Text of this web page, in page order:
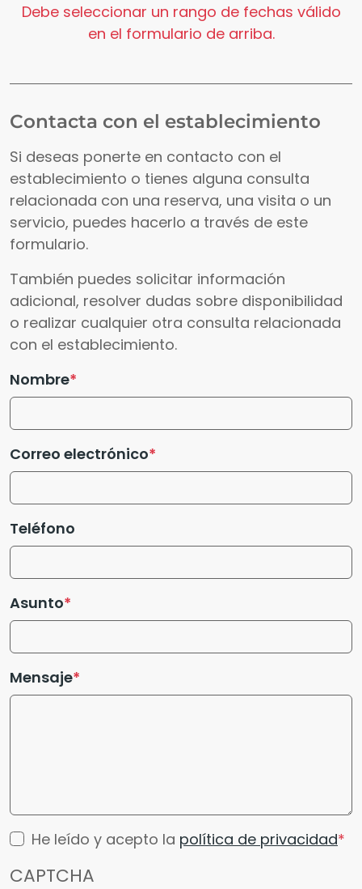
Debe seleccionar un rango de fechas válido
en el formulario de arriba.
Contacta con el establecimiento
Si deseas ponerte en contacto con el
establecimiento o tienes alguna consulta
relacionada con una reserva, una visita o un
servicio, puedes hacerlo a través de este
formulario.
También puedes solicitar información
adicional, resolver dudas sobre disponibilidad
o realizar cualquier otra consulta relacionada
con el establecimiento.
Nombre
Correo electrónico
Teléfono
Asunto
Mensaje
He leído y acepto la política de privacidad
CAPTCHA